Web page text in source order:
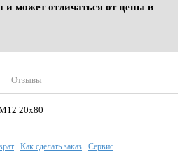
и может отличаться от цены в
Отзывы
М12 20х80
Как сделать заказ Сервис